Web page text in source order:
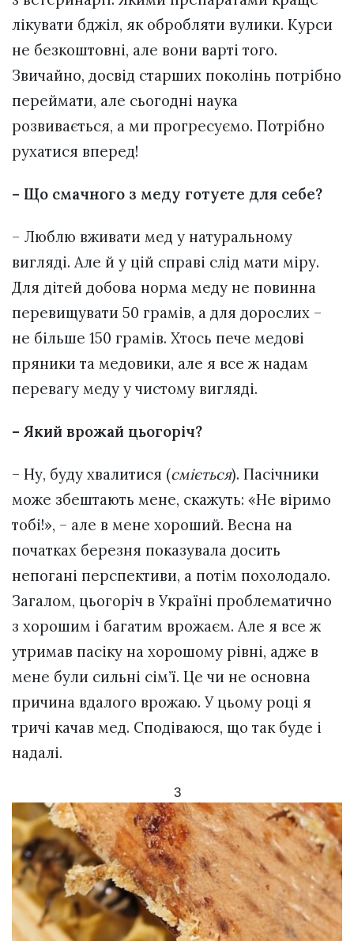
лікувати бджіл, як обробляти вулики. Курси
не безкоштовні, але вони варті того.
Звичайно, досвід старших поколінь потрібно
переймати, але сьогодні наука
розвивається, а ми прогресуємо. Потрібно
рухатися вперед!
– Що смачного з меду готуєте для себе?
– Люблю вживати мед у натуральному
вигляді. Але й у цій справі слід мати міру.
Для дітей добова норма меду не повинна
перевищувати 50 грамів, а для дорослих –
не більше 150 грамів. Хтось пече медові
пряники та медовики, але я все ж надам
перевагу меду у чистому вигляді.
– Який врожай цьогоріч?
– Ну, буду хвалитися (сміється). Пасічники
може збештають мене, скажуть: «Не віримо
тобі!», – але в мене хороший. Весна на
початках березня показувала досить
непогані перспективи, а потім похолодало.
Загалом, цьогоріч в Україні проблематично
з хорошим і багатим врожаєм. Але я все ж
утримав пасіку на хорошому рівні, адже в
мене були сильні сім’ї. Це чи не основна
причина вдалого врожаю. У цьому році я
тричі качав мед. Сподіваюся, що так буде і
надалі.
3